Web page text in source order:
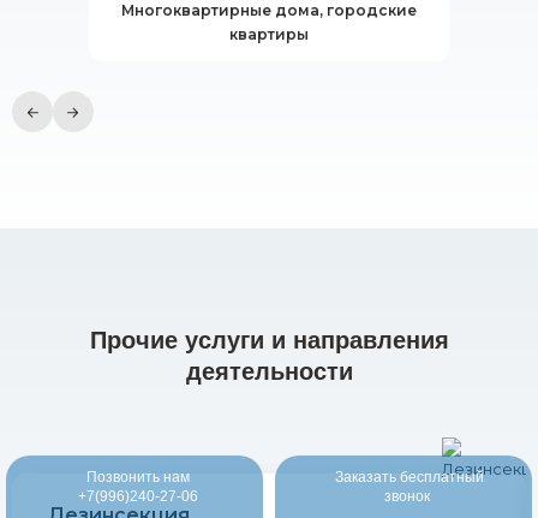
Позвонить нам
+7(996)240-27-06
Заказать бесплатный
звонок
Многоквартирные дома, городские
квартиры
Прочие услуги и направления
деятельности